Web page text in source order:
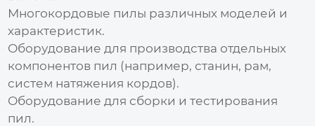
Многокордовые пилы различных моделей и
характеристик.
Оборудование для производства отдельных
компонентов пил (например, станин, рам,
систем натяжения кордов).
Оборудование для сборки и тестирования
пил.